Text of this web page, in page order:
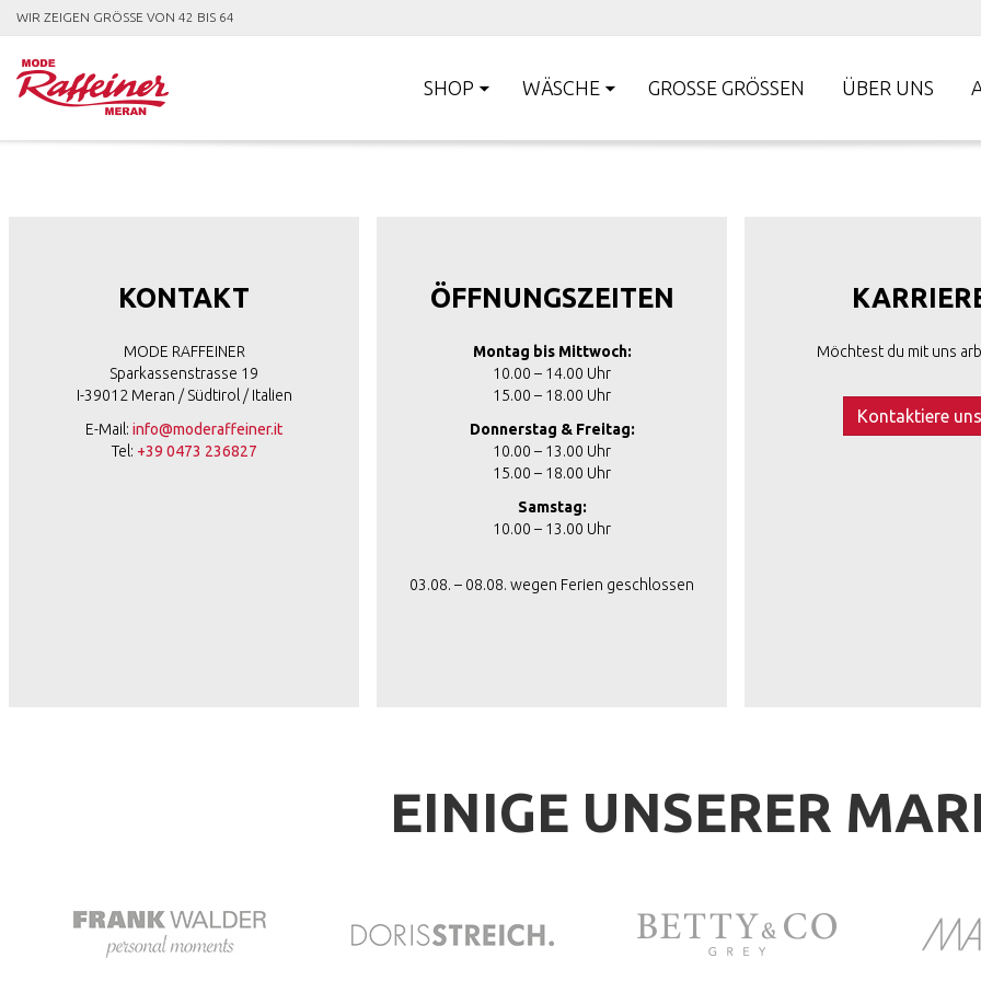
KONTAKT
MODE RAFFEINER
Sparkassenstrasse 19
I-39012 Meran / Südtirol / Italien
E-Mail: info@moderaffeiner.it
Tel: +39 0473 236827
ÖFFNUNGSZEITEN
Montag bis Mittwoch:
10.00 – 14.00 Uhr
15.00 – 18.00 Uhr
Donnerstag & Freitag:
10.00 – 13.00 Uhr
15.00 – 18.00 Uhr
Samstag:
10.00 – 13.00 Uhr
03.08. – 08.08. wegen Ferien geschlossen
Möchtest du mit uns
Kontaktiere uns
EINIGE UNSERER
WIR ZEIGEN GRÖSSE VON 42 BIS 64
SHOP WÄSCHE GROSSE GRÖSSEN ÜBER UNS